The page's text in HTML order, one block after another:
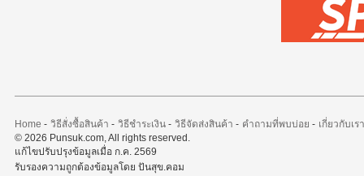
Home - วิธีสั่งซื้อสินค้า - วิธีชำระเงิน- วิธีจัดส่งสินค้า - คำถามที่พบบ่อย - เกี่ยวกับเรา
© 2026 Punsuk.com, All rights reserved.
แก้ไขปรับปรุงข้อมูลเมื่อ ก.ค. 2569
รับรองความถูกต้องข้อมูลโดย ปันสุข.คอม